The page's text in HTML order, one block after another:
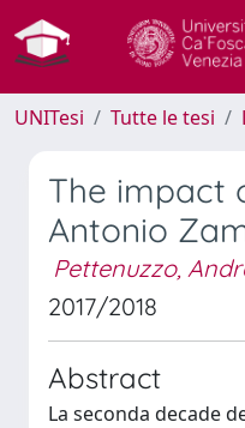
UNITesi Tutte le tesi
The impact
Antonio
Pettenuzzo,
2017/2018
Abstract
La seconda decade